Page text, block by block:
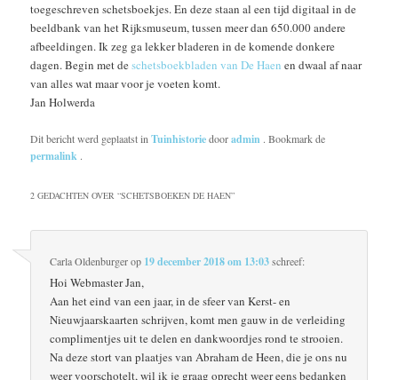
toegeschreven schetsboekjes. En deze staan al een tijd digitaal in de
beeldbank van het Rijksmuseum, tussen meer dan 650.000 andere
afbeeldingen. Ik zeg ga lekker bladeren in de komende donkere
dagen. Begin met deschetsboekbladen van De Haen en dwaal af naar
van alles wat maar voor je voeten komt.
Jan Holwerda
Dit bericht werd geplaatst inTuinhistoriedooradmin . Bookmark de
permalink .
2 GEDACHTEN OVER “SCHETSBOEKEN DE HAEN”
Carla Oldenburgerop 19 december 2018 om 13:03schreef:
Hoi Webmaster Jan,
Aan het eind van een jaar, in de sfeer van Kerst- en
Nieuwjaarskaarten schrijven, komt men gauw in de verleiding
complimentjes uit te delen en dankwoordjes rond te strooien.
Na deze stort van plaatjes van Abraham de Heen, die je ons nu
weer voorschotelt, wil ik je graag oprecht weer eens bedanken